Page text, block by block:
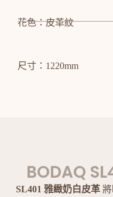
花色：皮革紋
尺寸：1220mm
BODAQ
SL401 雅緻奶白皮革